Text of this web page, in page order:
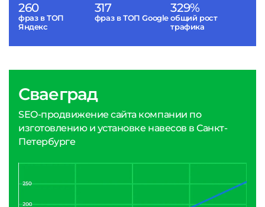
260
фраз в ТОП
Яндекс
317
фраз в ТОП Google
329%
общий рост
трафика
Сваеград
SEO-продвижение сайта компании по
изготовлению и установке навесов в Санкт-
Петербурге